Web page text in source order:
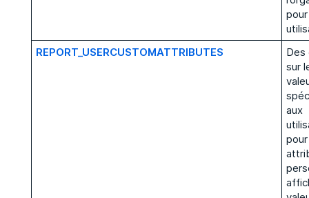
REPORT_USERCUSTOMATTRIBUTES
Des
sur
aux